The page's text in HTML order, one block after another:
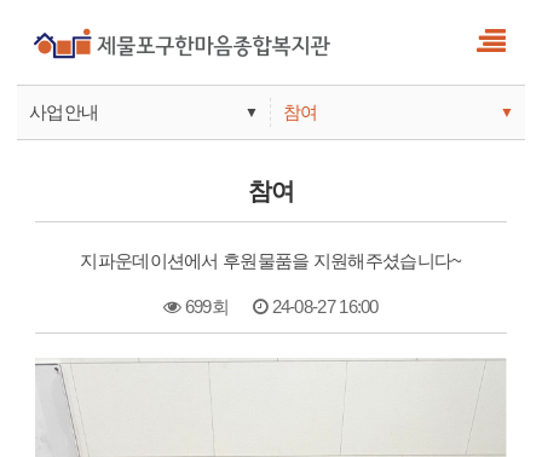
사업안내 ▼
기관안내
참여 ▼
서비스
참여
참여
지파운데이션에서 후원물품을 지원해주셨습니다~
699회 24-08-27 16:00
본문